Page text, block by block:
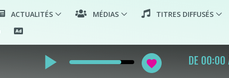
ACTUALITÉS MÉDIAS TITRES DIFFUSÉS
play_arrow favorite